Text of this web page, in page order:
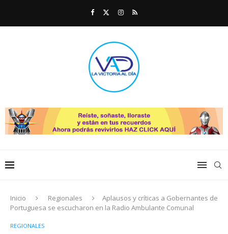
Inicio Regionales
Aplausos y críticas a Gobernantes de
Portuguesa se escucharon en la Radio Ambulante Comunal
REGIONALES